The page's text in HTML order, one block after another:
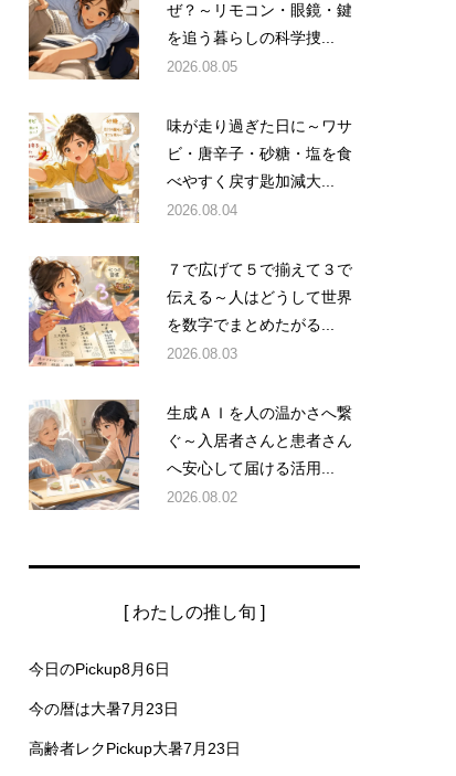
ぜ？～リモコン・眼鏡・鍵
を追う暮らしの科学捜...
2026.08.05
味が走り過ぎた日に～ワサ
ビ・唐辛子・砂糖・塩を食
べやすく戻す匙加減大...
2026.08.04
７で広げて５で揃えて３で
伝える～人はどうして世界
を数字でまとめたがる...
2026.08.03
生成ＡＩを人の温かさへ繋
ぐ～入居者さんと患者さん
へ安心して届ける活用...
2026.08.02
[ わたしの推し旬 ]
今日のPickup8月6日
今の暦は大暑7月23日
高齢者レクPickup大暑7月23日